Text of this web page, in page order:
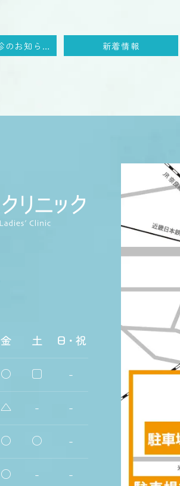
10月19日休診のお知らせ 新着情報
金 土 日・祝
○ □ -
△ - -
○ ○ -
○ - -